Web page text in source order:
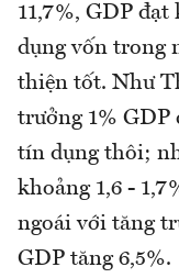
11,7%, GDP đạt
dụng vốn trong
thiện tốt. Như
trưởng 1% GDP
tín dụng thôi;
khoảng 1,6 -
ngoái với tăng
GDP tăng 6,5%.